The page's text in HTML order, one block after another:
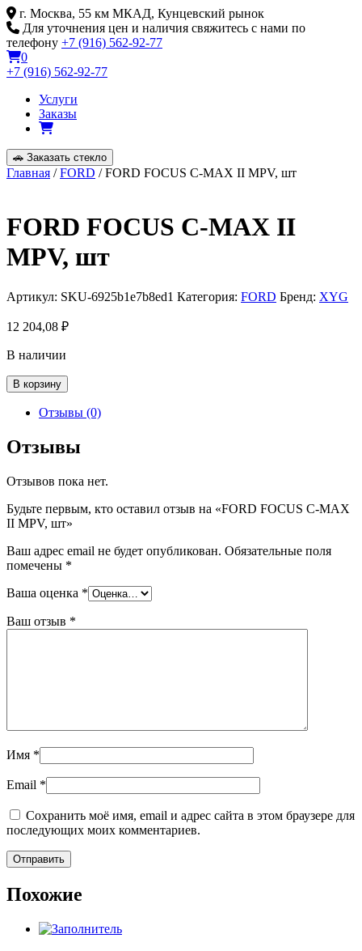
Skip
to
content
г. Москва, 55 км МКАД, Кунцевский рынок
Для уточнения цен и наличия свяжитесь с нами по
телефону +7 (916) 562-92-77
0
+7 (916) 562-92-77
Услуги
Заказы
🚗 Заказать стекло
Главная /FORD / FORD FOCUS C-MAX II MPV, шт
FORD FOCUS C-MAX II
MPV, шт
Артикул: SKU-6925b1e7b8ed1 Категория: FORD Бренд: XYG
12 204,08 ₽
В наличии
Количество
товара
FORD
C-
MAX
MPV,
В корзину
Отзывы (0)
Отзывы
Отзывов пока нет.
Будьте первым, кто оставил отзыв на «FORD FOCUS C-MAX
II MPV, шт»
Ваш адрес email не будет опубликован. Обязательные поля
помечены *
Ваша оценка *
Ваш отзыв *
Имя *
Email *
Сохранить моё имя, email и адрес сайта в этом браузере для
последующих моих комментариев.
Похожие